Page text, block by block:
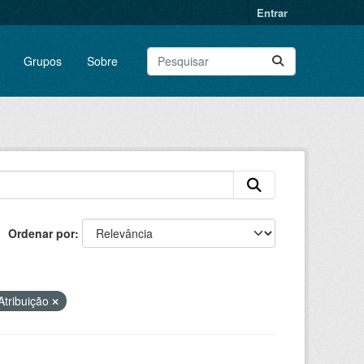
Entrar
Grupos Sobre
Ordenar por